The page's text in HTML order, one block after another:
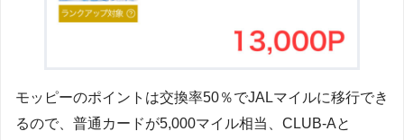
モッピーのポイントは交換率50％でJALマイルに移行でき
るので、普通カードが5,000マイル相当、CLUB-Aと